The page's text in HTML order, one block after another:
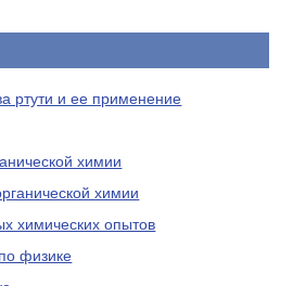
ртути и ее применение
химии
химии
химических опытов
физике